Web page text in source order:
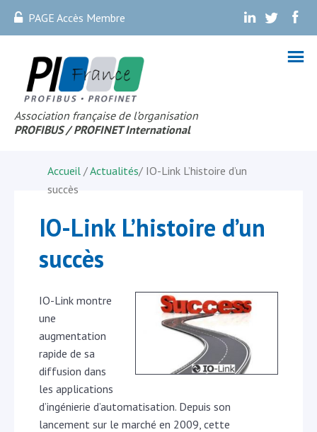
PAGE Accès Membre . . .
Association française de l’organisation
PROFIBUS / PROFINET International
Accueil /Actualités/ IO-Link L’histoire d’un
succès
IO-Link L’histoire d’un
succès
IO-Link montre
une
augmentation
rapide de sa
diffusion dans
les applications
d’ingénierie d’automatisation. Depuis son
lancement sur le marché en 2009, cette